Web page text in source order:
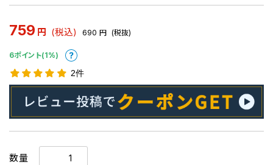
759 円 (税込) 690 円 (税抜)
6ポイント(1%)
2件
数量